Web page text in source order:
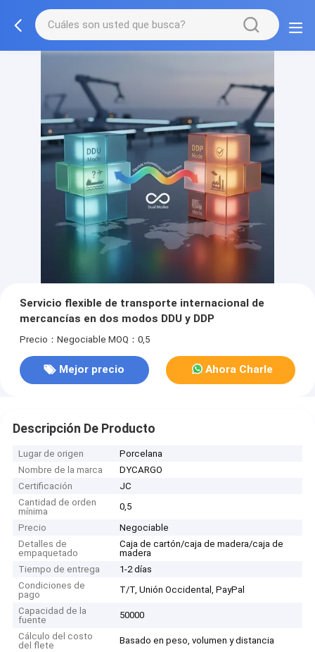
Servicio flexible de transporte internacional de
mercancías en dos modos DDU y DDP
Precio：Negociable MOQ：0,5
Mejor precio Ahora Charle
Descripción De Producto
Lugar de origen
Porcelana
Nombre de la marca
DYCARGO
Certificación
JC
Cantidad de orden
mínima
0,5
Precio
Negociable
Detalles de
empaquetado
Caja de cartón/caja de madera/caja de
madera
Tiempo de entrega
1-2 días
Condiciones de
pago
T/T, Unión Occidental, PayPal
Capacidad de la
fuente
50000
Cálculo del costo
del flete
Basado en peso, volumen y distancia